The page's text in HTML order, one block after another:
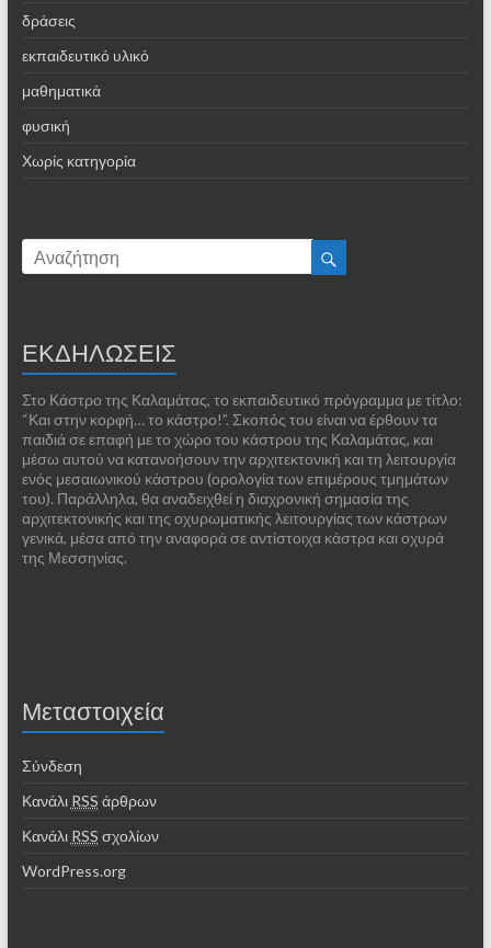
δράσεις
εκπαιδευτικό υλικό
μαθηματικά
φυσική
Χωρίς κατηγορία
ΕΚΔΗΛΩΣΕΙΣ
Στο Κάστρο της Καλαμάτας, το εκπαιδευτικό πρόγραμμα με τίτλο:
“Και στην κορφή… το κάστρο!”. Σκοπός του είναι να έρθουν τα
παιδιά σε επαφή με το χώρο του κάστρου της Καλαμάτας, και
μέσω αυτού να κατανοήσουν την αρχιτεκτονική και τη λειτουργία
ενός μεσαιωνικού κάστρου (ορολογία των επιμέρους τμημάτων
του). Παράλληλα, θα αναδειχθεί η διαχρονική σημασία της
αρχιτεκτονικής και της οχυρωματικής λειτουργίας των κάστρων
γενικά, μέσα από την αναφορά σε αντίστοιχα κάστρα και οχυρά
της Μεσσηνίας.
Μεταστοιχεία
Σύνδεση
Κανάλι RSS άρθρων
Κανάλι RSS σχολίων
WordPress.org